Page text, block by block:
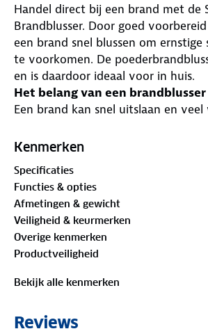
Handel direct bij een brand met de
Brandblusser. Door goed
een brand snel blussen om ernstige
te voorkomen. De
en is daardoor ideaal voor in huis.
Het belang van een brandblusser
Een brand kan snel uitslaan en
of een brand die begint in de
brandblusser kan ervoor zorgen dat
vroegtijdig kan blussen om schade
beperken en mensen in veiligheid te
poederbrandblusser van 2 kg is
hebben. Dankzij de bijgeleverde
brandblusser ook ophangen en snel
brandt uitbreekt.
Kenmerken
Specificaties
Functies & opties
Afmetingen & gewicht
Veiligheid & keurmerken
Overige kenmerken
Productveiligheid
Bekijk alle kenmerken
Reviews